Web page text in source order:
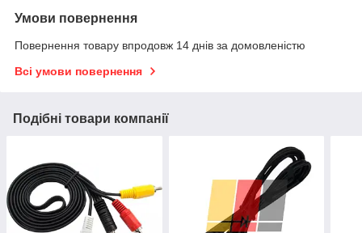
Умови повернення
Повернення товару впродовж 14 днів за домовленістю
Всі умови повернення
Подібні товари компанії